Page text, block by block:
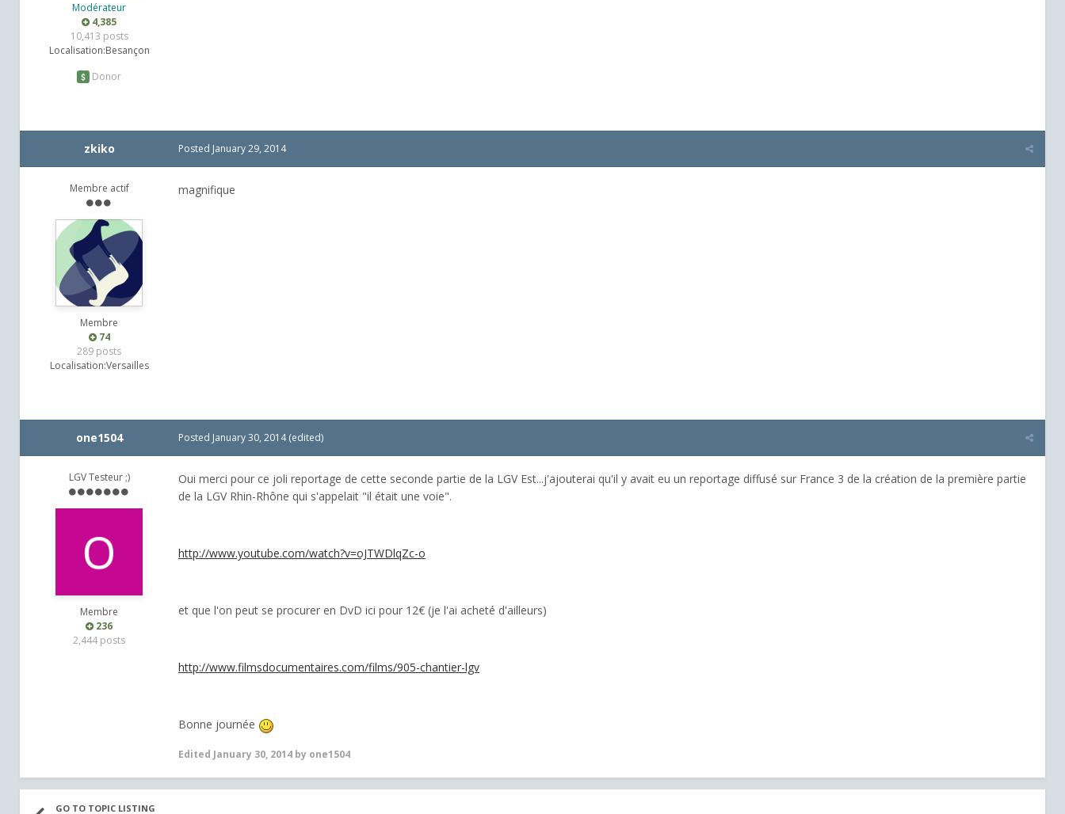
Modérateur
4,385
10,413 posts
Localisation:Besançon
Donor
zkiko
Membre actif
Membre
74
289 posts
Localisation:Versailles
Posted January 29, 2014
magnifique
one1504
LGV Testeur ;)
Membre
236
2,444 posts
Posted January 30, 2014 (edited)
Oui merci pour ce joli reportage de cette seconde partie de la LGV Est...j'ajouterai qu'il y avait eu un reportage diffusé sur France 3 de la création de la première partie
de la LGV Rhin-Rhône qui s'appelait "il était une voie".
http://www.youtube.com/watch?v=oJTWDlqZc-o
et que l'on peut se procurer en DvD ici pour 12€ (je l'ai acheté d'ailleurs)
http://www.filmsdocumentaires.com/films/905-chantier-lgv
Bonne journée
Edited January 30, 2014 by one1504
GO TO TOPIC LISTING